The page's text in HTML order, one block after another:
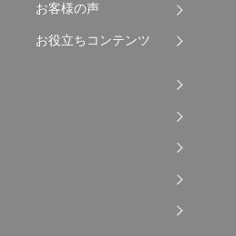
お客様の声
お役立ちコンテンツ